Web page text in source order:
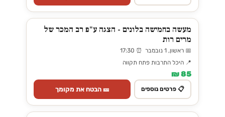
מעשה בחמישה בלונים - הצגה ע"פ רב המכר של
מרים רות
📅 ראשון, 1 נובמבר ⏰ 17:30
📍 היכל התרבות פתח תקווה
85 ₪
📋 פרטים נוספים 🎫 הבטח את מקומך